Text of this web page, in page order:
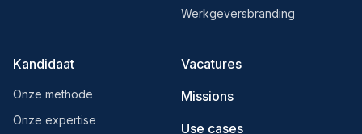
Werkgeversbranding
Kandidaat
Onze methode
Onze expertise
Vacatures
Missions
Use cases